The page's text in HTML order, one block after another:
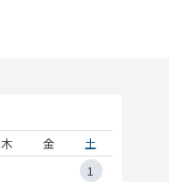
木 金
土
1